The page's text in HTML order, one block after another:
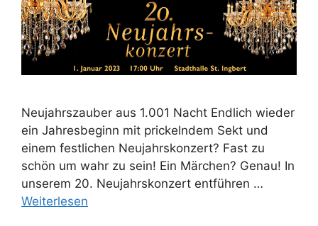
Neujahrszauber aus 1.001 Nacht Endlich wieder
ein Jahresbeginn mit prickelndem Sekt und
einem festlichen Neujahrskonzert? Fast zu
schön um wahr zu sein! Ein Märchen? Genau! In
unserem 20. Neujahrskonzert entführen …
Weiterlesen